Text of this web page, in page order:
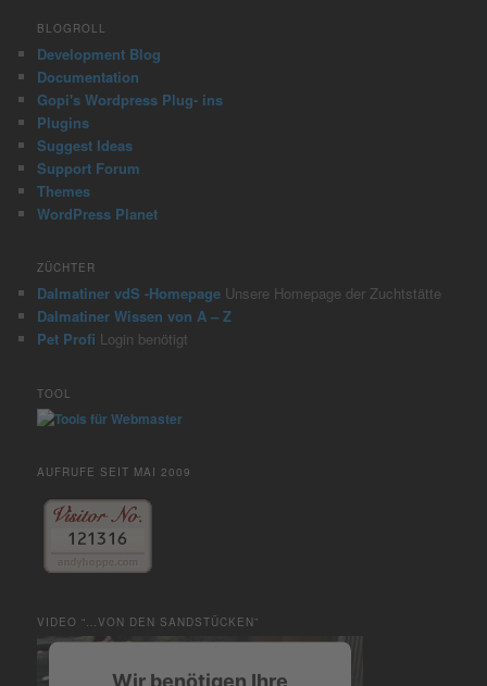
BLOGROLL
Development Blog
Documentation
Gopi's Wordpress Plug- ins
Plugins
Suggest Ideas
Support Forum
Themes
WordPress Planet
ZÜCHTER
Dalmatiner vdS -Homepage Unsere Homepage der Zuchtstätte
Dalmatiner Wissen von A – Z
Pet Profi Login benötigt
TOOL
AUFRUFE SEIT MAI 2009
VIDEO “…VON DEN SANDSTÜCKEN”
Wir benötigen Ihre